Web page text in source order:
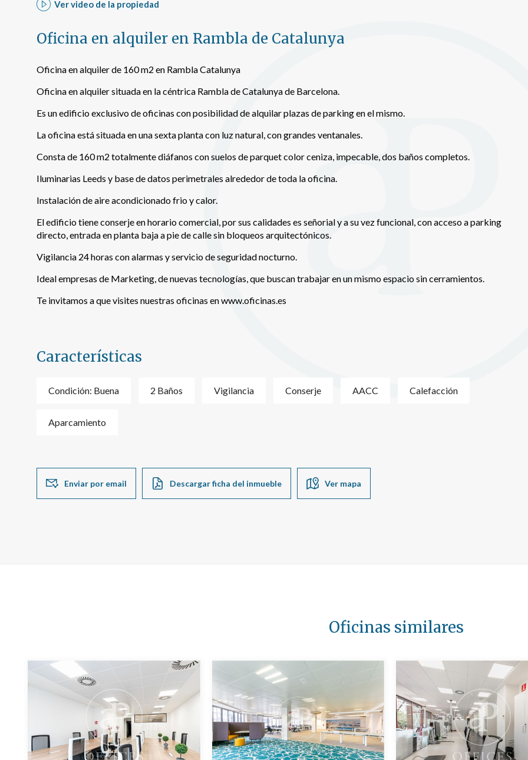
Ver video de la propiedad
Oficina en alquiler en Rambla de Catalunya
Oficina en alquiler de 160 m2 en Rambla Catalunya
Oficina en alquiler situada en la céntrica Rambla de Catalunya de Barcelona.
Es un edificio exclusivo de oficinas con posibilidad de alquilar plazas de parking en el mismo.
La oficina está situada en una sexta planta con luz natural, con grandes ventanales.
Consta de 160 m2 totalmente diáfanos con suelos de parquet color ceniza, impecable, dos baños completos.
Iluminarias Leeds y base de datos perimetrales alrededor de toda la oficina.
Instalación de aire acondicionado frio y calor.
El edificio tiene conserje en horario comercial, por sus calidades es señorial y a su vez funcional, con acceso a parking
directo, entrada en planta baja a pie de calle sin bloqueos arquitectónicos.
Vigilancia 24 horas con alarmas y servicio de seguridad nocturno.
Ideal empresas de Marketing, de nuevas tecnologías, que buscan trabajar en un mismo espacio sin cerramientos.
Te invitamos a que visites nuestras oficinas en www.oficinas.es
Características
Condición: Buena 2 Baños Vigilancia Conserje AACC Calefacción
Aparcamiento
Enviar por email Descargar ficha del inmueble Ver mapa
Oficinas similares
sitio web. La información recogida mediante este tipo de cookies se utiliza en la
medición de la actividad de la web para la elaboración de perfiles de
los usuarios con el fin de introducir mejoras en función del análisis de los datos
del usuario para mejorar la calidad de nuestros servicios y para ofrecer una
Marketing y publicidad
elecciones personales del usuario a través de la observación continuada de sus
en el sitio web y mostrar publicidad relacionada con el perfil de navegación del
Guardar configuración